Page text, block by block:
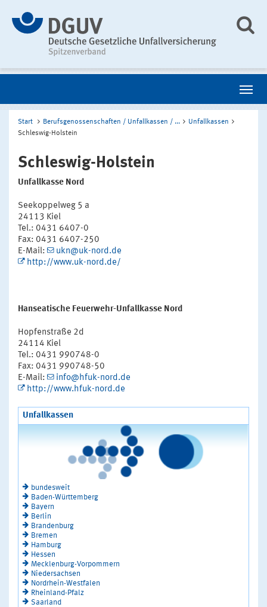
Start Berufsgenossenschaften / Unfallkassen / ...
Unfallkassen
Schleswig-Holstein
Schleswig-Holstein
Unfallkasse Nord
Seekoppelweg 5 a
24113 Kiel
Tel.: 0431 6407-0
Fax: 0431 6407-250
E-Mail:
ukn@uk-nord.de
http://www.uk-nord.de/
Hanseatische Feuerwehr-Unfallkasse Nord
Hopfenstraße 2d
24114 Kiel
Tel.: 0431 990748-0
Fax: 0431 990748-50
E-Mail:
info@hfuk-nord.de
http://www.hfuk-nord.de
Unfallkassen
bundesweit
Baden-Württemberg
Bayern
Berlin
Brandenburg
Bremen
Hamburg
Hessen
Mecklenburg-Vorpommern
Niedersachsen
Nordrhein-Westfalen
Rheinland-Pfalz
Saarland